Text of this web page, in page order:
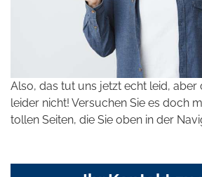
Also, das tut uns jetzt echt leid, aber
leider nicht! Versuchen Sie es doch
tollen Seiten, die Sie oben in der